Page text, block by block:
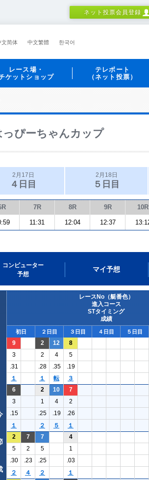
ネット投票会員登録
文简体 中文繁體 한국어
レース場・
ケットショップ
テレボート
（ネット投票）
ぴーちゃんカップ
2月17日
４日目
2月18日
５日目
7R 8R 9R 10R
11:31 12:04 12:37
コンピューター
予想
マイ予想
レースNo（艇番色）
進入コース
STタイミング
成績
初日 ２日目 ３日目 ４日目 ５日目
9 2 12 8
3 2 4
5
.31
.28 .35
.19
１
１ 転 ３
6 2 10 7
3 1 4
2
.15
.25 .19
.26
１
２ ５ １
2 7 7 4
5 2 5
1
.30
.23 .25
.03
２
４ ２ １